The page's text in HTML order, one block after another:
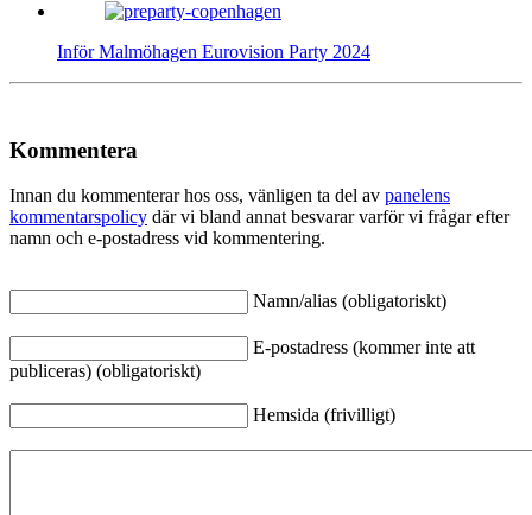
Inför Malmöhagen Eurovision Party 2024
Kommentera
Innan du kommenterar hos oss, vänligen ta del av panelens
kommentarspolicy där vi bland annat besvarar varför vi frågar efter
namn och e-postadress vid kommentering.
Namn/alias (obligatoriskt)
E-postadress (kommer inte att
publiceras) (obligatoriskt)
Hemsida (frivilligt)